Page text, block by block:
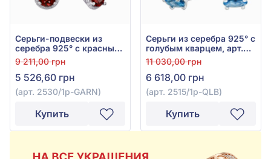
Серьги-подвески из
серебра 925° с красным
гранатом и фианитом,
арт. 2530/1р-GARN
9 211,00 грн
5 526,60 грн
(арт. 2530/1р-GARN)
Купить
Серьги из серебра 925° с
голубым кварцем, арт.
2515/1р-QLB
11 030,00 грн
6 618,00 грн
(арт. 2515/1р-QLB)
Купить